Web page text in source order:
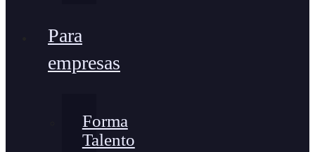
Para
empresas
Forma
Talento